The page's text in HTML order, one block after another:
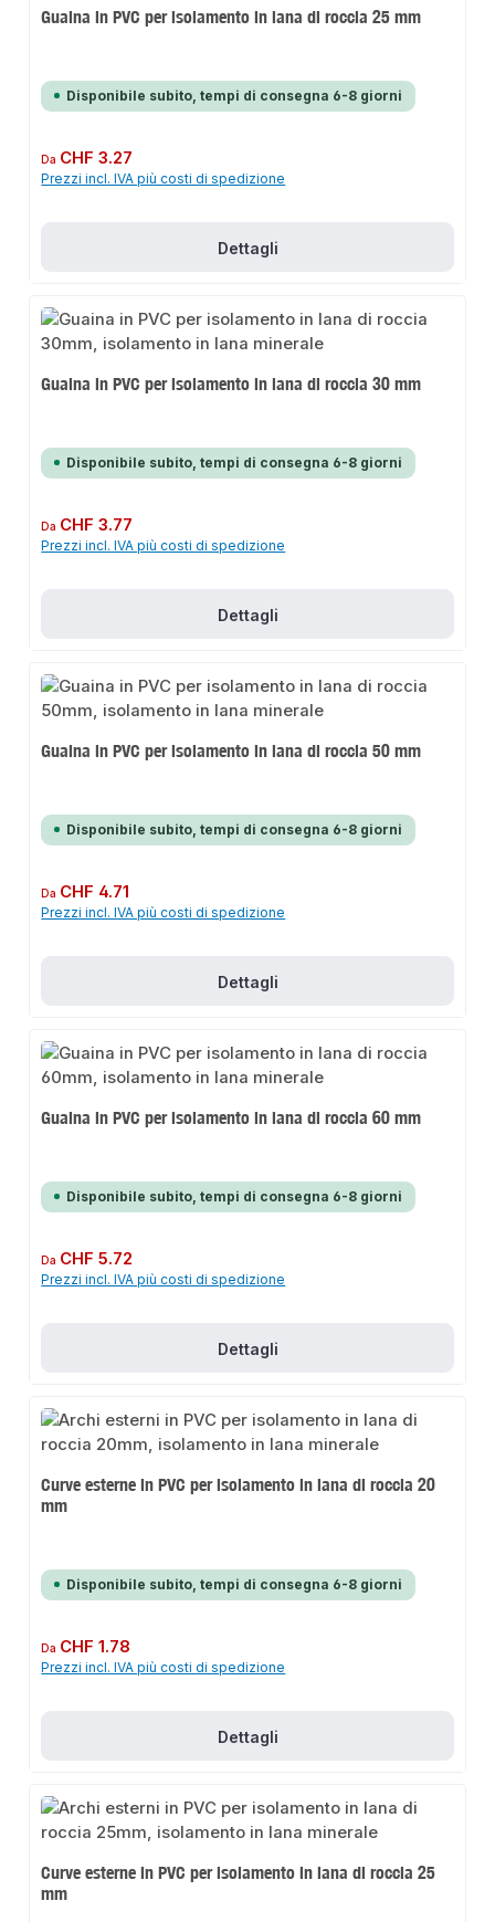
Guaina in PVC per isolamento in lana di roccia 25 mm
Disponibile subito, tempi di consegna 6-8 giorni
Prezzo normale:
Da CHF 3.27
Prezzi incl. IVA più costi di spedizione
Dettagli
Guaina in PVC per isolamento in lana di roccia 30 mm
Disponibile subito, tempi di consegna 6-8 giorni
Prezzo normale:
Da CHF 3.77
Prezzi incl. IVA più costi di spedizione
Dettagli
Guaina in PVC per isolamento in lana di roccia 50 mm
Disponibile subito, tempi di consegna 6-8 giorni
Prezzo normale:
Da CHF 4.71
Prezzi incl. IVA più costi di spedizione
Dettagli
Guaina in PVC per isolamento in lana di roccia 60 mm
Disponibile subito, tempi di consegna 6-8 giorni
Prezzo normale:
Da CHF 5.72
Prezzi incl. IVA più costi di spedizione
Dettagli
Curve esterne in PVC per isolamento in lana di roccia 20
mm
Disponibile subito, tempi di consegna 6-8 giorni
Prezzo normale:
Da CHF 1.78
Prezzi incl. IVA più costi di spedizione
Dettagli
Curve esterne in PVC per isolamento in lana di roccia 25
mm